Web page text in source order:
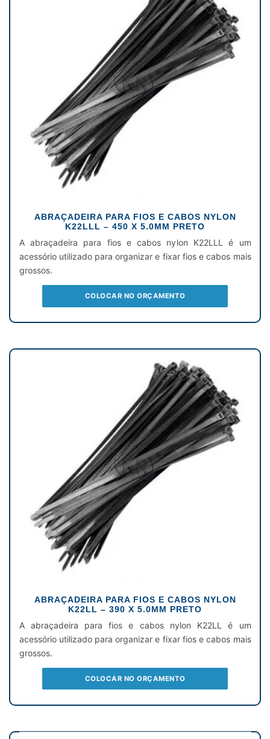
ABRAÇADEIRA PARA FIOS E CABOS NYLON
K22LLL – 450 X 5.0MM PRETO
A abraçadeira para fios e cabos nylon K22LLL é um
acessório utilizado para organizar e fixar fios e cabos mais
grossos.
COLOCAR NO ORÇAMENTO
ABRAÇADEIRA PARA FIOS E CABOS NYLON
K22LL – 390 X 5.0MM PRETO
A abraçadeira para fios e cabos nylon K22LL é um
acessório utilizado para organizar e fixar fios e cabos mais
grossos.
COLOCAR NO ORÇAMENTO